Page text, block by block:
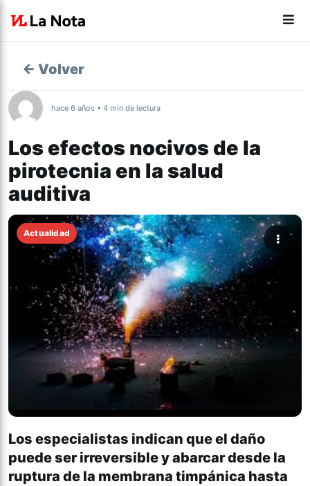
← Volver
hace 6 años • 4 min de lectura
Los efectos nocivos de la
pirotecnia en la salud
auditiva
Actualidad
Los especialistas indican que el daño
puede ser irreversible y abarcar desde la
ruptura de la membrana timpánica hasta